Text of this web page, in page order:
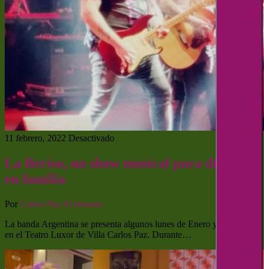
11 febrero, 2022 Desactivado
La Beriso, un show musical para disfrutar
en familia
Por Carlos Paz Al Instante
La banda Argentina se presenta algunos lunes de Enero y Febrero
en el Teatro Luxor de Villa Carlos Paz. Durante…